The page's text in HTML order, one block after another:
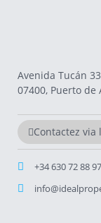
Avenida Tucán
07400, Puerto de
Contactez via
+34 630 72 88 97